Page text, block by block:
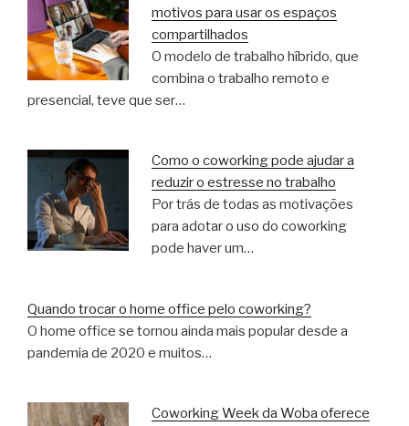
motivos para usar os espaços
compartilhados
O modelo de trabalho híbrido, que
combina o trabalho remoto e
presencial, teve que ser…
Como o coworking pode ajudar a
reduzir o estresse no trabalho
Por trás de todas as motivações
para adotar o uso do coworking
pode haver um…
Quando trocar o home office pelo coworking?
O home office se tornou ainda mais popular desde a
pandemia de 2020 e muitos…
Coworking Week da Woba oferece